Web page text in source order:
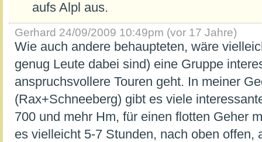
aufs Alpl aus.
Gerhard 24/09/2009 10:49pm (vor 17 Jahre)
Wie auch andere behaupteten, wäre
genug Leute dabei sind) eine Gruppe
anspruchsvollere Touren geht. In meiner
(Rax+Schneeberg) gibt es viele
700 und mehr Hm, für einen flotten Geher
es vielleicht 5-7 Stunden, nach oben offen,